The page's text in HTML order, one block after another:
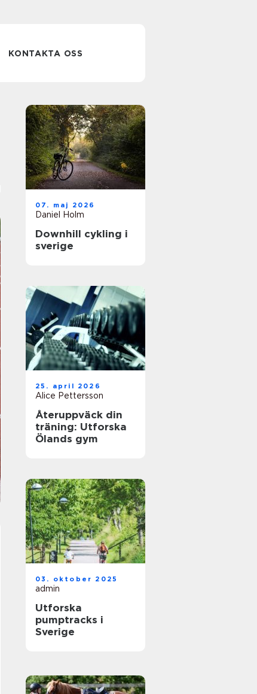
KONTAKTA OSS
07. maj 2026
Daniel Holm
Downhill cykling i
sverige
25. april 2026
Alice Pettersson
Återuppväck din
träning: Utforska
Ölands gym
03. oktober 2025
admin
Utforska
pumptracks i
Sverige